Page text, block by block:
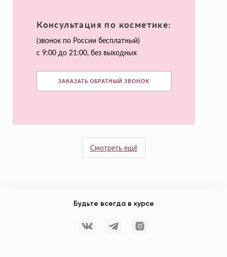
Консультация по косметике:
(звонок по России бесплатный)
с 9:00 до 21:00, без выходных
ЗАКАЗАТЬ ОБРАТНЫЙ ЗВОНОК
Смотреть ещё
Будьте всегда в курсе